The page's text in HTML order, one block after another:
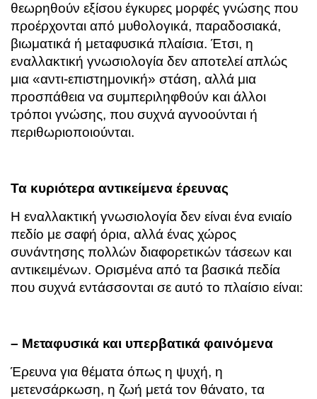
θεωρηθούν εξίσου έγκυρες μορφές γνώσης που
προέρχονται από μυθολογικά, παραδοσιακά,
βιωματικά ή μεταφυσικά πλαίσια. Έτσι, η
εναλλακτική γνωσιολογία δεν αποτελεί απλώς
μια «αντι-επιστημονική» στάση, αλλά μια
προσπάθεια να συμπεριληφθούν και άλλοι
τρόποι γνώσης, που συχνά αγνοούνται ή
περιθωριοποιούνται.
Τα κυριότερα αντικείμενα έρευνας
Η εναλλακτική γνωσιολογία δεν είναι ένα ενιαίο
πεδίο με σαφή όρια, αλλά ένας χώρος
συνάντησης πολλών διαφορετικών τάσεων και
αντικειμένων. Ορισμένα από τα βασικά πεδία
που συχνά εντάσσονται σε αυτό το πλαίσιο είναι:
– Μεταφυσικά και υπερβατικά φαινόμενα
Έρευνα για θέματα όπως η ψυχή, η
μετενσάρκωση, η ζωή μετά τον θάνατο, τα